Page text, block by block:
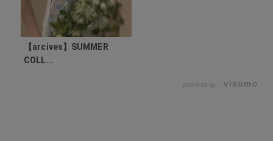
【arcives】SUMMER
COLL...
powered by